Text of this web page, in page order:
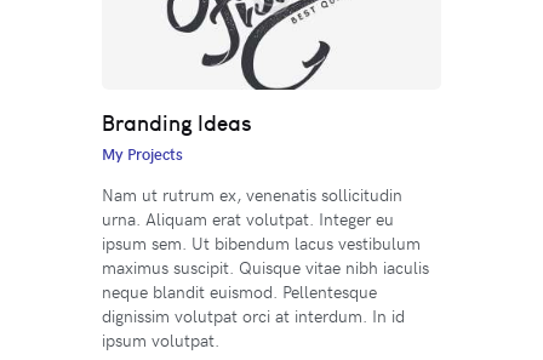
Branding Ideas
My Projects
Nam ut rutrum ex, venenatis sollicitudin
urna. Aliquam erat volutpat. Integer eu
ipsum sem. Ut bibendum lacus vestibulum
maximus suscipit. Quisque vitae nibh iaculis
neque blandit euismod. Pellentesque
dignissim volutpat orci at interdum. In id
ipsum volutpat.